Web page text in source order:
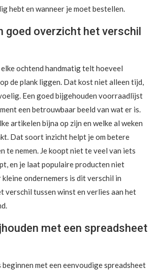
hebt en wanneer je moet bestellen.
goed overzicht het verschil
ochtend handmatig telt hoeveel
de plank liggen. Dat kost niet alleen tijd,
Een goed bijgehouden voorraadlijst
een betrouwbaar beeld van wat er is.
artikelen bijna op zijn en welke al weken
Dat soort inzicht helpt je om betere
te nemen. Je koopt niet te veel van iets
en je laat populaire producten niet
ondernemers is dit verschil in
verschil tussen winst en verlies aan het
met een spreadsheet
beginnen met een eenvoudige spreadsheet